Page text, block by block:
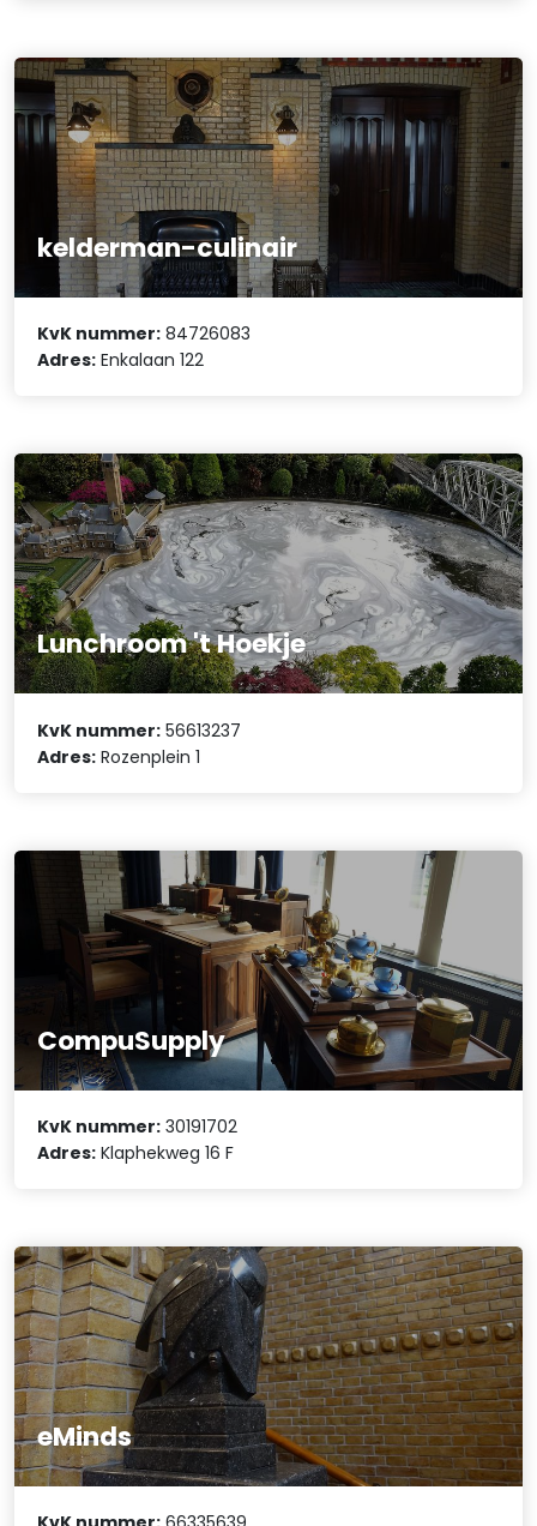
kelderman-culinair
KvK nummer: 84726083
Adres: Enkalaan 122
Lunchroom 't Hoekje
KvK nummer: 56613237
Adres: Rozenplein 1
CompuSupply
KvK nummer: 30191702
Adres: Klaphekweg 16 F
eMinds